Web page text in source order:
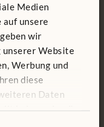
Medien
auf unsere
wir
unserer Website
Werbung und
diese
Daten
haben oder die
die dafür konstruiert
Leben lang bespielt zu
werden.